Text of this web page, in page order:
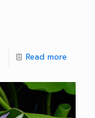
Read more